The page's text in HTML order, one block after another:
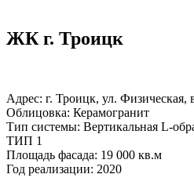
ЖК г. Троицк
Адрес: г. Троицк, ул. Физическая,
Облицовка: Керамогранит
Тип системы: Вертикальная L-
ТИП 1
Площадь фасада: 19 000 кв.м
Год реализации: 2020